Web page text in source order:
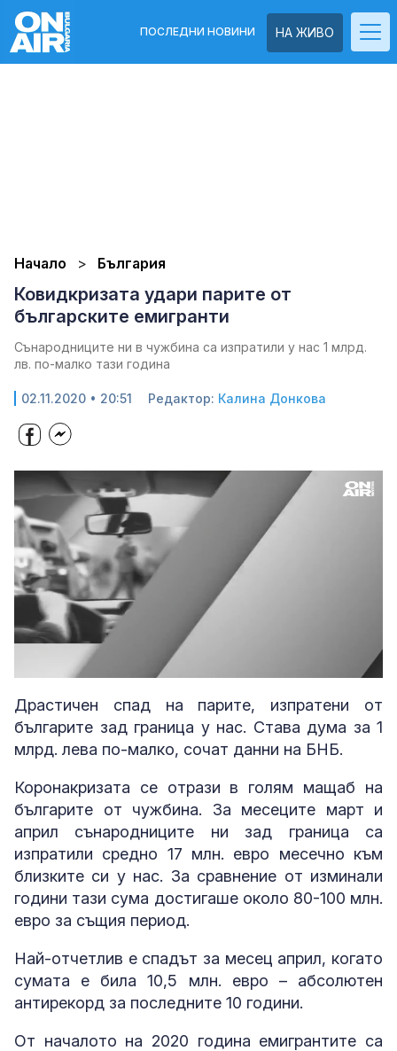
НА ЖИВО
ПОСЛЕДНИ НОВИНИ
Начало България
Ковидкризата удари парите от
българските емигранти
Сънародниците ни в чужбина са изпратили у нас 1 млрд.
лв. по-малко тази година
02.11.2020 • 20:51 Редактор: Калина Донкова
Unmute
Драстичен спад на парите, изпратени от
българите зад граница у нас. Става дума за 1
млрд. лева по-малко, сочат данни на БНБ.
Коронакризата се отрази в голям мащаб на
българите от чужбина. За месеците март и
април сънародниците ни зад граница са
изпратили средно 17 млн. евро месечно към
близките си у нас. За сравнение от изминали
години тази сума достигаше около 80-100 млн.
евро за същия период.
Най-отчетлив е спадът за месец април, когато
сумата е била 10,5 млн. евро – абсолютен
антирекорд за последните 10 години.
От началото на 2020 година емигрантите са